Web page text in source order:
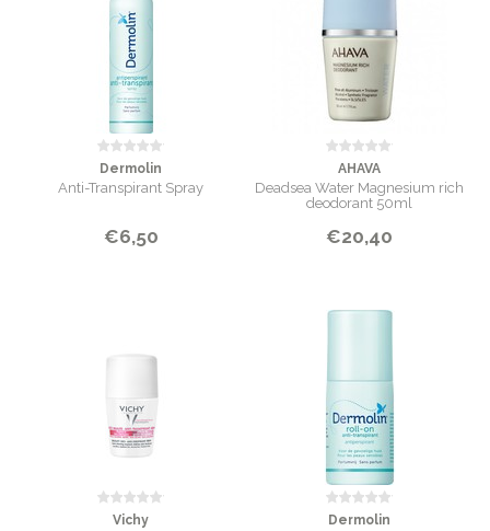
Dermolin
Anti-Transpirant Spray
€6,50
AHAVA
Deadsea Water Magnesium rich
deodorant 50ml
€20,40
Vichy Dermolin